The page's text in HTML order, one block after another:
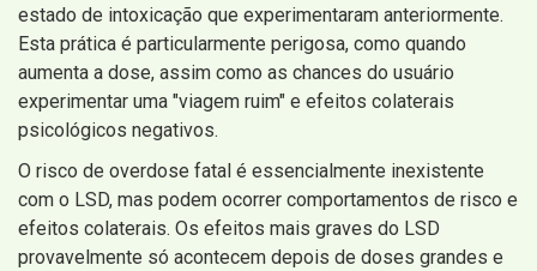
estado de intoxicação que experimentaram anteriormente.
Esta prática é particularmente perigosa, como quando
aumenta a dose, assim como as chances do usuário
experimentar uma "viagem ruim" e efeitos colaterais
psicológicos negativos.
O risco de overdose fatal é essencialmente inexistente
com o LSD, mas podem ocorrer comportamentos de risco e
efeitos colaterais. Os efeitos mais graves do LSD
provavelmente só acontecem depois de doses grandes e